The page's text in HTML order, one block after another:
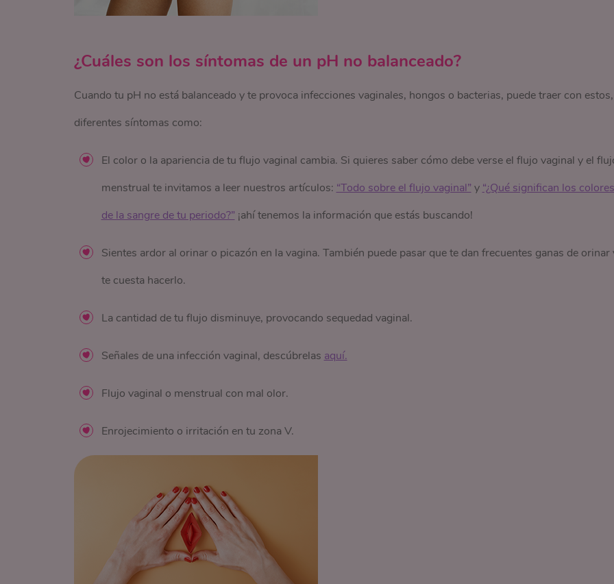
¿Cuáles son los síntomas de un pH no balanceado?
Cuando tu pH no está balanceado y te provoca infecciones vaginales, hongos o bacterias, puede traer con estos,
diferentes síntomas como:
El color o la apariencia de tu flujo vaginal cambia. Si quieres saber cómo debe verse el flujo vaginal y el
menstrual te invitamos a leer nuestros artículos: “Todo sobre el flujo vaginal” y “¿Qué significan los colores
de la sangre de tu periodo?” ¡ahí tenemos la información que estás buscando!
Sientes ardor al orinar o picazón en la vagina. También puede pasar que te dan frecuentes ganas de orinar
te cuesta hacerlo.
La cantidad de tu flujo disminuye, provocando sequedad vaginal.
Señales de una infección vaginal, descúbrelas aquí.
Flujo vaginal o menstrual con mal olor.
Enrojecimiento o irritación en tu zona V.